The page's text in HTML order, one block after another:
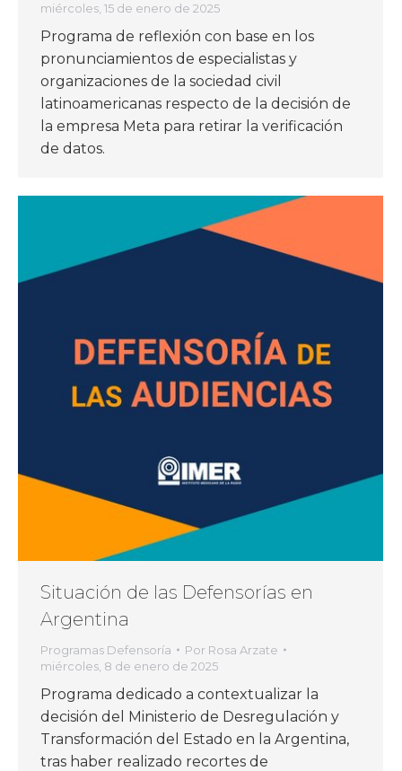
miércoles, 15 de enero de 2025
Programa de reflexión con base en los
pronunciamientos de especialistas y
organizaciones de la sociedad civil
latinoamericanas respecto de la decisión de
la empresa Meta para retirar la verificación
de datos.
Situación de las Defensorías en
Argentina
Programas Defensoría Por Rosa Arzate
miércoles, 8 de enero de 2025
Programa dedicado a contextualizar la
decisión del Ministerio de Desregulación y
Transformación del Estado en la Argentina,
tras haber realizado recortes de